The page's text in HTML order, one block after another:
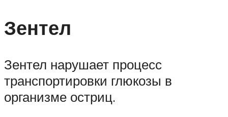
Зентел
Зентел нарушает процесс
транспортировки глюкозы в
организме остриц.